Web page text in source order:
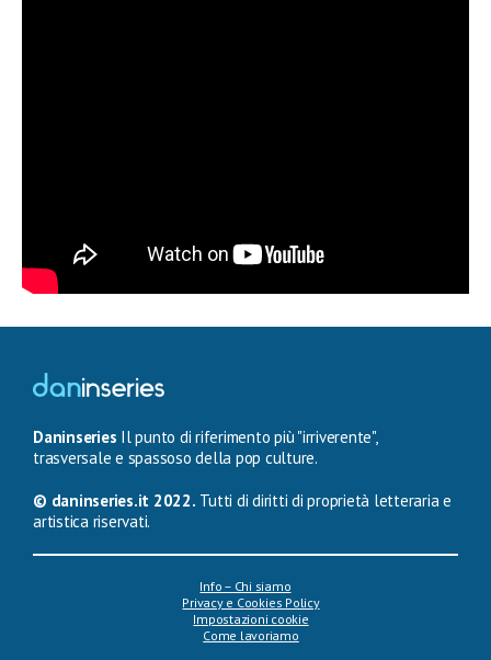
Daninseries Il punto di riferimento più "irriverente",
trasversale e spassoso della pop culture.
© daninseries.it 2022. Tutti di diritti di proprietà letteraria e
artistica riservati.
Info – Chi siamo
Privacy e Cookies Policy
Impostazioni cookie
Come lavoriamo